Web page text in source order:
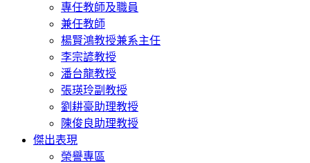
專任教師及職員
兼任教師
楊賢鴻教授兼系主任
李宗諺教授
潘台龍教授
張瑛玲副教授
劉耕豪助理教授
陳俊良助理教授
傑出表現
榮譽專區